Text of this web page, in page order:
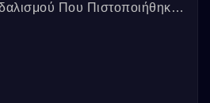
Που Πιστοποιήθηκε